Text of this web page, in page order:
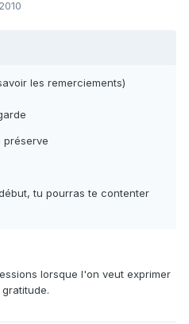
les remerciements)
préserve
tu pourras te contenter
lorsque l'on veut exprimer